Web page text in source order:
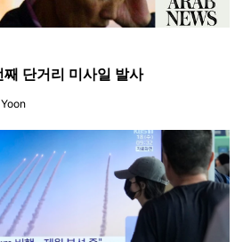
단거리 미사일 발사